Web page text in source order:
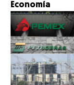
Economía